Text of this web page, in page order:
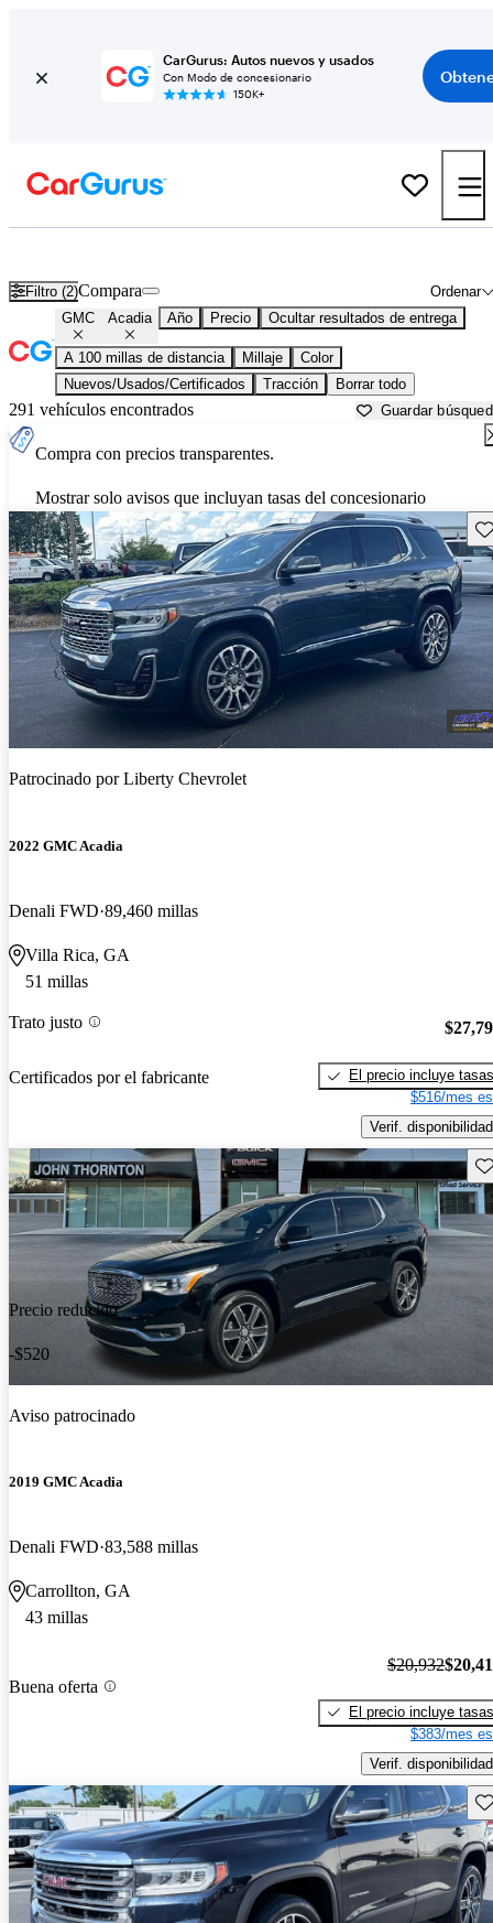
CarGurus: Autos nuevos y usados
Con Modo de concesionario
150K+
Filtro (2) Ordenar
Compara
GMC Acadia Año Precio Ocultar resultados de entrega
A 100 millas de distancia Millaje
Color
Nuevos/Usados/Certificados
Tracción Borrar todo
291 vehículos encontrados Guardar
Compra con precios transparentes.
Mostrar solo avisos que incluyan tasas del concesionario
Patrocinado porLiberty Chevrolet
2022 GMC Acadia
Denali FWD 89,460 millas
Villa Rica, GA
51 millas
Trato justo
Certificados por el fabricante
El precio incluye tasas
$516/mes
Verif. disponibilidad
Precio reducido
-$520
Aviso patrocinado
2019 GMC Acadia
Denali FWD 83,588 millas
Carrollton, GA
43 millas
Buena oferta
$20,932
El precio incluye tasas
$383/mes
Verif. disponibilidad